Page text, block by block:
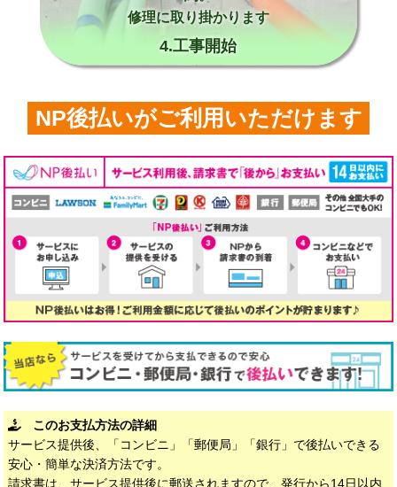
修理に取り掛かります
4.工事開始
NP後払いがご利用いただけます
このお支払方法の詳細
サービス提供後、「コンビニ」「郵便局」「銀行」で後払いできる
安心・簡単な決済方法です。
請求書は、サービス提供後に郵送されますので、発行から14日以内